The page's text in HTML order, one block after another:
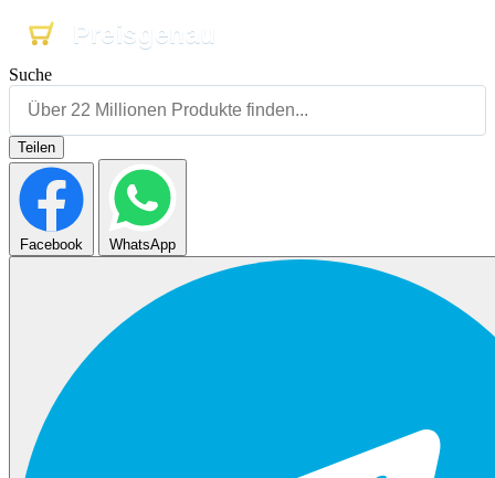
Preisgenau
Preisgenau
Preisgenau
Suche
Teilen
Facebook WhatsApp